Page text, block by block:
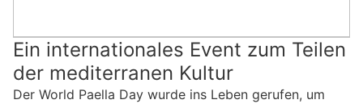
Ein internationales Event zum Teilen
der mediterranen Kultur
Der World Paella Day wurde ins Leben gerufen, um